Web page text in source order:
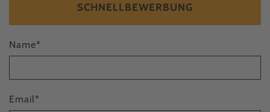
SCHNELLBEWERBUNG
Name*
Email*